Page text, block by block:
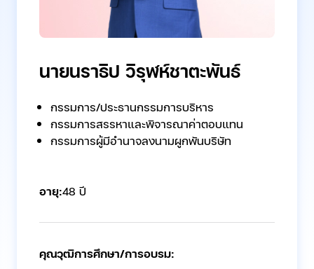
นายนราธิป วิรุฬห์ชาตะพันธ์
กรรมการ/ประธานกรรมการบริหาร
กรรมการสรรหาและพิจารณาค่าตอบแทน
กรรมการผู้มีอำนาจลงนามผูกพันบริษัท
อายุ:48 ปี
คุณวุฒิการศึกษา/การอบรม: